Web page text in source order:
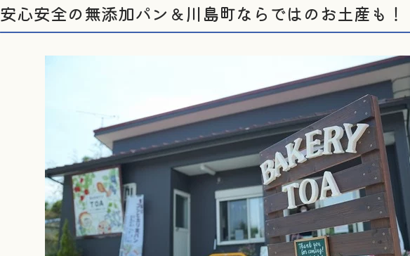
安心安全の無添加パン＆川島町ならではのお土産も！